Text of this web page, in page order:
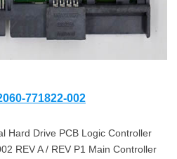
771822-002
Hard Drive PCB Logic Controller
REV A / REV P1 Main Controller